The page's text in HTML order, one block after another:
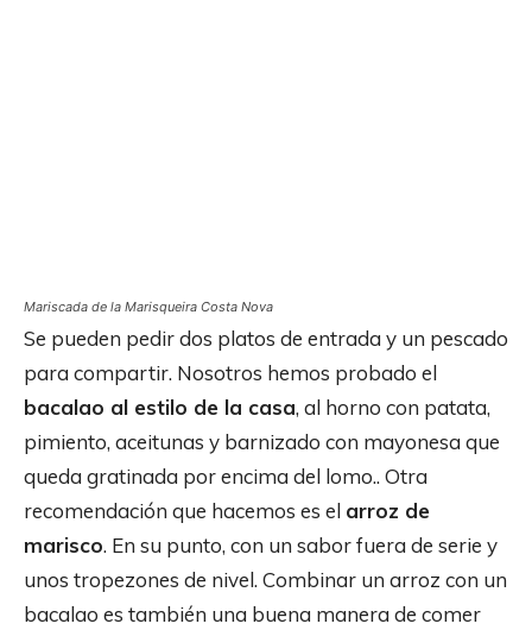
Mariscada de la Marisqueira Costa Nova
Se pueden pedir dos platos de entrada y un pescado
para compartir. Nosotros hemos probado el
bacalao al estilo de la casa, al horno con patata,
pimiento, aceitunas y barnizado con mayonesa que
queda gratinada por encima del lomo.. Otra
recomendación que hacemos es el arroz de
marisco. En su punto, con un sabor fuera de serie y
unos tropezones de nivel. Combinar un arroz con un
bacalao es también una buena manera de comer